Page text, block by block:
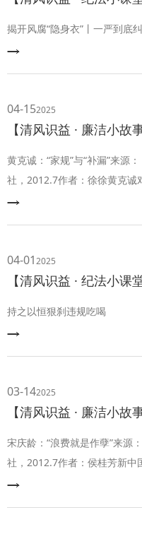
揭开风腐“隐身衣”丨一严到底
04-152025
【清风识益 · 廉洁小故
黄克诚：“家规”与“补漏”来源
社，2012.7作者：徐徐黄克诚
条“家规”：小汽车是国家配给
示意黄老用小汽车把新娘子接
一家办喜事不动用汽车？黄
04-012025
【清风识益 · 纪法小课
持之以恒狠刹违规吃喝
03-142025
【清风识益 · 廉洁小故
宋庆龄：“浪费就是作孽”来源
社，2012.7作者：侯桂芳新中
领导职务，但她始终保持着勤